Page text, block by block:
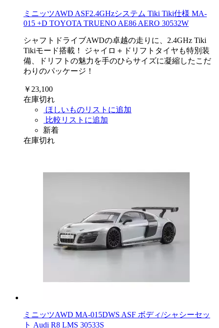
ミニッツAWD ASF2.4GHzシステム Tiki Tiki仕様 MA-
015 +D TOYOTA TRUENO AE86 AERO 30532W
シャフトドライブAWDの卓越の走りに、2.4GHz Tiki
Tikiモード搭載！ ジャイロ＋ドリフトタイヤも特別装
備、ドリフトの魅力を手のひらサイズに凝縮したこだ
わりのパッケージ！
￥23,100
在庫切れ
ほしいものリストに追加
比較リストに追加
新着
在庫切れ
ミニッツAWD MA-015DWS ASF ボディ/シャシーセッ
ト Audi R8 LMS 30533S